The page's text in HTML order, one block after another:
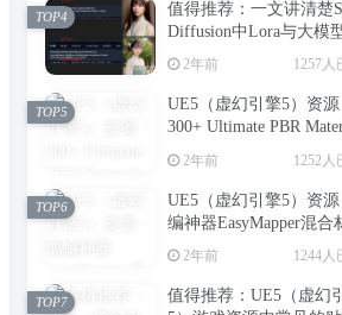
值得推荐：一文讲清楚
Diffusion中Lora与大模
区别（转载）
2年前 1257人
TOP4
UE5（虚幻引擎5）资源
300+ Ultimate PBR
Pack 写实建筑室内PBR
库
2年前 1252人
TOP5
UE5（虚幻引擎5）资
编神器EasyMapper混合
2年前 1244人
TOP6
值得推荐：UE5（虚幻
TOP7